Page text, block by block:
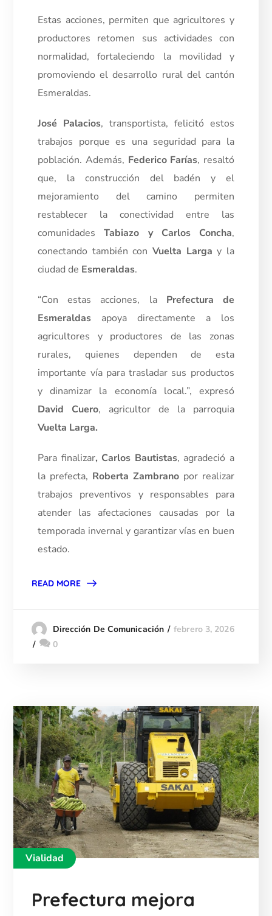
Estas acciones, permiten que agricultores y
productores retomen sus actividades con
normalidad, fortaleciendo la movilidad y
promoviendo el desarrollo rural del cantón
Esmeraldas.
José Palacios, transportista, felicitó estos
trabajos porque es una seguridad para la
población. Además, Federico Farías, resaltó
que, la construcción del badén y el
mejoramiento del camino permiten
restablecer la conectividad entre las
comunidadesTabiazo y Carlos Concha,
conectando también con Vuelta Larga y la
ciudad de Esmeraldas.
“Con estas acciones, la Prefectura de
Esmeraldas apoya directamente a los
agricultores y productores de las zonas
rurales, quienes dependen de esta
importante vía para trasladar sus productos
y dinamizar la economía local.”, expresó
David Cuero, agricultor de la parroquia
Vuelta Larga.
Para finalizar, Carlos Bautistas, agradeció a
la prefecta, Roberta Zambranopor realizar
trabajos preventivos y responsables para
atender las afectaciones causadas por la
temporada invernal y garantizar vías en buen
estado.
READ MORE
Dirección De Comunicación
febrero 3, 2026
0
Vialidad
Prefectura mejora